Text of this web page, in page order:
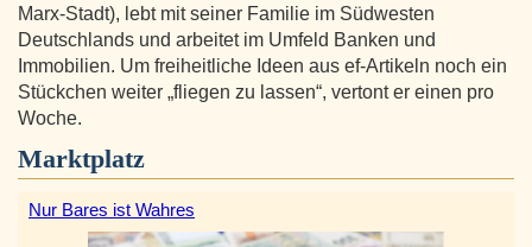
Marx-Stadt), lebt mit seiner Familie im Südwesten
Deutschlands und arbeitet im Umfeld Banken und
Immobilien. Um freiheitliche Ideen aus ef-Artikeln noch ein
Stückchen weiter „fliegen zu lassen“, vertont er einen pro
Woche.
Marktplatz
Nur Bares ist Wahres